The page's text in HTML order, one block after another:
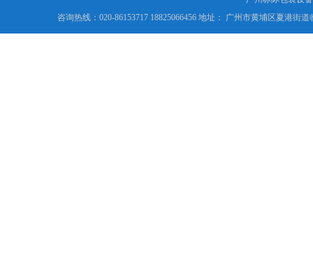
咨询热线：020-86153717 18825066456 地址： 广州市黄埔区夏港街